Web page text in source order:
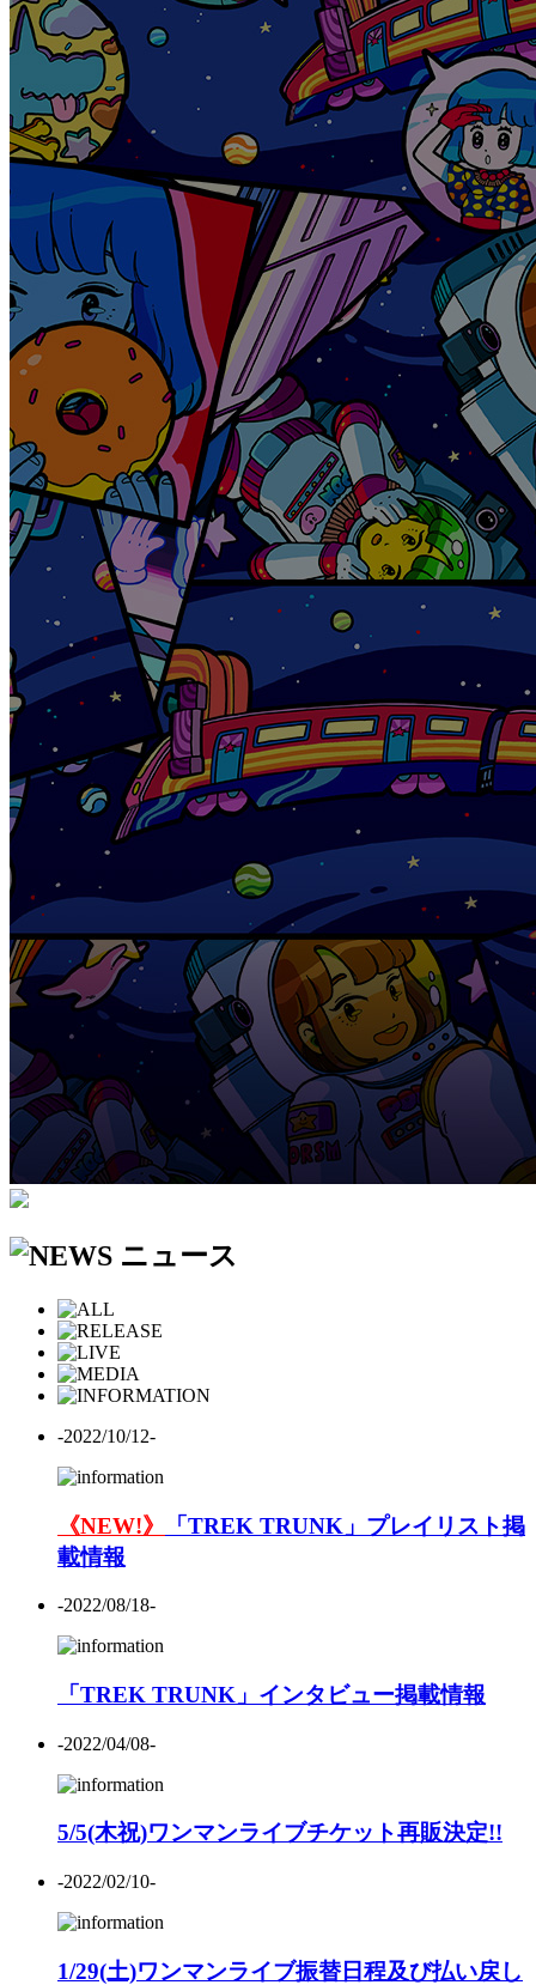
-2022/10/12-
《NEW!》
「TREK TRUNK」プレイリスト掲
載情報
-2022/08/18-
「TREK TRUNK」インタビュー掲載情報
-2022/04/08-
5/5(木祝)ワンマンライブチケット再販決定!!
-2022/02/10-
1/29(土)ワンマンライブ振替日程及び払い戻し